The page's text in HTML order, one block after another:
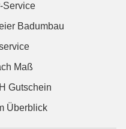
Service
Badumbau
Maß
Gutschein
Überblick